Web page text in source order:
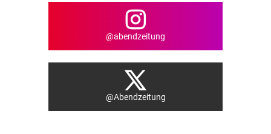
@abendzeitung
@Abendzeitung